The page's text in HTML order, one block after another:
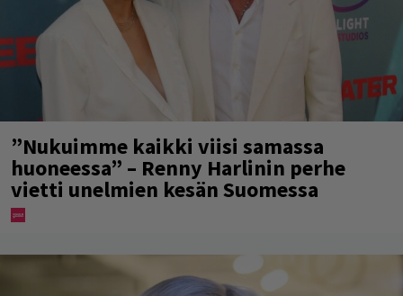
”Nukuimme kaikki viisi samassa
huoneessa” – Renny Harlinin perhe
vietti unelmien kesän Suomessa